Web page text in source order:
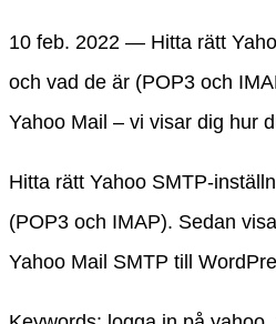
10 feb. 2022 — Hitta rätt
och vad de är (POP3 och
Yahoo Mail – vi visar dig hur
Hitta rätt Yahoo SMTP-
(POP3 och IMAP). Sedan
Yahoo Mail SMTP till